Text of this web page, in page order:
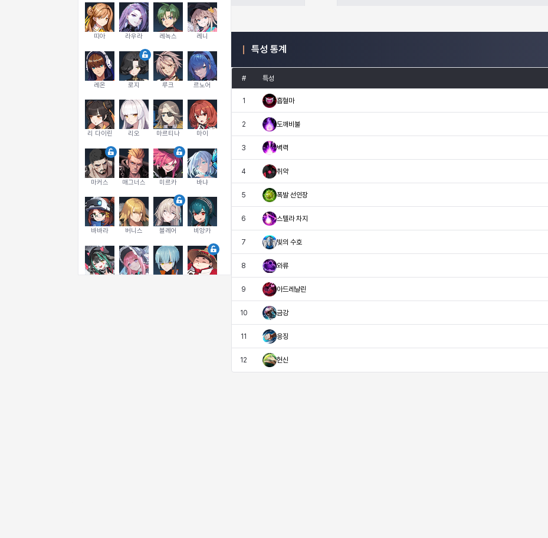
띠아 라우라 레녹스 레니
레온 로지 루크 르노어
리 다이린 리오 마르티나 마이
마커스 매그너스 미르카 바냐
바바라 버니스 블레어 비앙카
특성 통계
# 특성
1 흡혈마
2 도깨비불
3 벽력
4 취약
5 폭발 선인장
6 스텔라 차지
7 빛의 수호
8 와류
9 아드레날린
10 금강
11 응징
12 헌신